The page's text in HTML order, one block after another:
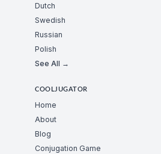
Dutch
Swedish
Russian
Polish
See All →
COOLJUGATOR
Home
About
Blog
Conjugation Game